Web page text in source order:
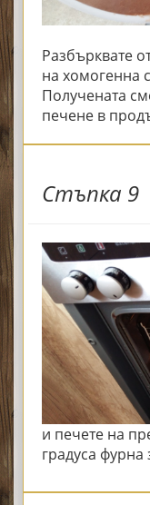
Разбърквате
на хомогенна
Получената
печене в
Стъпка 9
и печете на
градуса